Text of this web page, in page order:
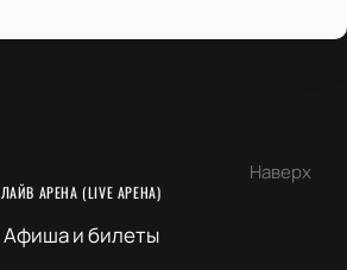
Наверх
ЛАЙВ АРЕНА (LIVE АРЕНА)
Афиша и билеты